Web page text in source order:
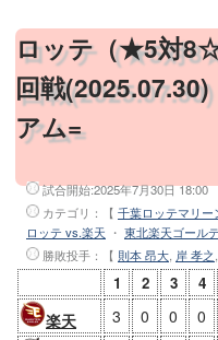
ロッテ（★5対
回戦
アム=
試合開始:2025年7月30日 18:00
カテゴリ：【 千葉ロッテマリー
ロッテ vs.楽天 ・ 東北楽天ゴール
勝敗投手 ：【 則本 昂大, 岸 孝之,
1 2 3 4
楽天 3 0 0 0